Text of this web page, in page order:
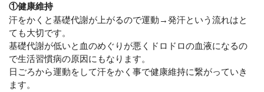
①健康維持
汗をかくと基礎代謝が上がるので運動→発汗という流れはと
ても大切です。
基礎代謝が低いと血のめぐりが悪くドロドロの血液になるの
で生活習慣病の原因にもなります。
日ごろから運動をして汗をかく事で健康維持に繋がっていき
ます。